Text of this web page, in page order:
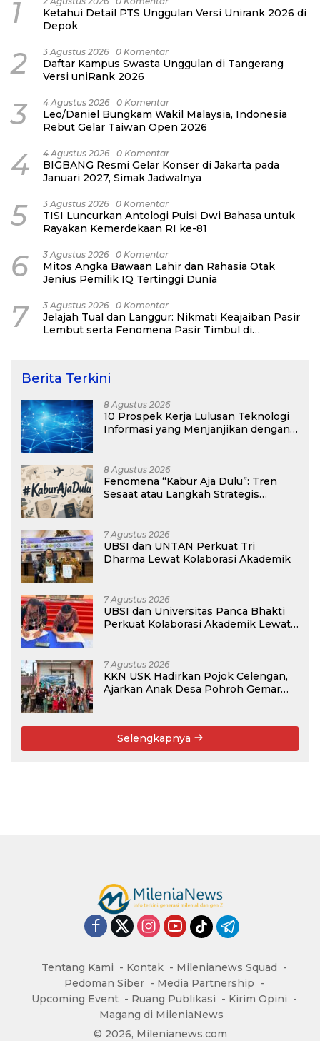
1
Ketahui Detail PTS Unggulan Versi Unirank 2026 di
Depok
2 3 Agustus 2026 0 Komentar
Daftar Kampus Swasta Unggulan di Tangerang
Versi uniRank 2026
3 4 Agustus 2026 0 Komentar
Leo/Daniel Bungkam Wakil Malaysia, Indonesia
Rebut Gelar Taiwan Open 2026
4 4 Agustus 2026 0 Komentar
BIGBANG Resmi Gelar Konser di Jakarta pada
Januari 2027, Simak Jadwalnya
5 3 Agustus 2026 0 Komentar
TISI Luncurkan Antologi Puisi Dwi Bahasa untuk
Rayakan Kemerdekaan RI ke-81
6 3 Agustus 2026 0 Komentar
Mitos Angka Bawaan Lahir dan Rahasia Otak
Jenius Pemilik IQ Tertinggi Dunia
7 3 Agustus 2026 0 Komentar
Jelajah Tual dan Langgur: Nikmati Keajaiban Pasir
Lembut serta Fenomena Pasir Timbul di
Berita Terkini
8 Agustus 2026
10 Prospek Kerja Lulusan Teknologi
Informasi yang Menjanjikan dengan
8 Agustus 2026
Fenomena “Kabur Aja Dulu”: Tren
Sesaat atau Langkah Strategis
7 Agustus 2026
UBSI dan UNTAN Perkuat Tri
Dharma Lewat Kolaborasi Akademik
7 Agustus 2026
UBSI dan Universitas Panca Bhakti
Perkuat Kolaborasi Akademik Lewat
7 Agustus 2026
KKN USK Hadirkan Pojok Celengan,
Ajarkan Anak Desa Pohroh Gemar
Selengkapnya
Tentang Kami Kontak
Milenianews Squad
Pedoman Siber
Media Partnership
Upcoming Event
Ruang Publikasi
Kirim Opini
Magang di MileniaNews
© 2026, Milenianews.com